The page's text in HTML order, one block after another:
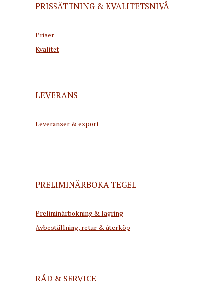
PRISSÄTTNING & KVALITETSNIVÅ
Priser
Kvalitet
LEVERANS
Leveranser & export
PRELIMINÄRBOKA TEGEL
Preliminärbokning & lagring
Avbeställning, retur & återköp
RÅD & SERVICE